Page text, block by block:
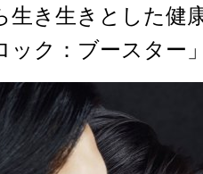
生き生きとした健
ク：ブースター